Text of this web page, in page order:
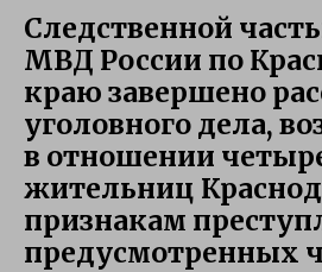
Следственной
МВД России по
краю завершено
уголовного дела,
в отношении
жительниц
признакам
предусмотренных